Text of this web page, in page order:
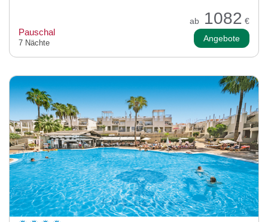
ab 1082 €
Pauschal
7 Nächte Angebote